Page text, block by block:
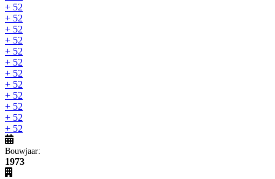
+ 52
+ 52
+ 52
+ 52
+ 52
+ 52
+ 52
+ 52
+ 52
+ 52
+ 52
+ 52
Bouwjaar:
1973